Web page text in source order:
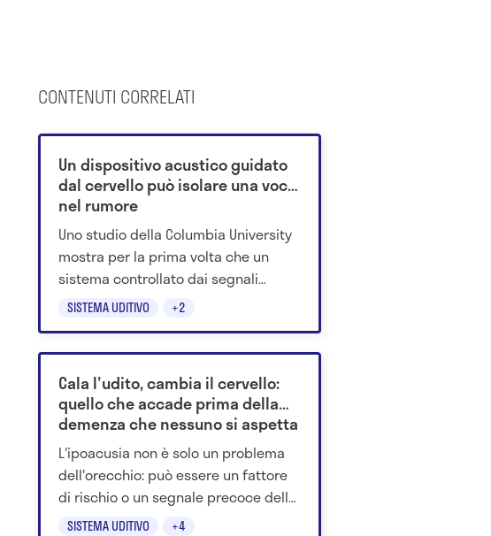
CONTENUTI CORRELATI
SISTEMA UDITIVO +2
Un dispositivo acustico guidato
dal cervello può isolare una voce
nel rumore
Uno studio della Columbia University
mostra per la prima volta che un
sistema controllato dai segnali
cerebrali può riconoscere la voce su
SISTEMA UDITIVO +4
Cala l'udito, cambia il cervello:
quello che accade prima della
demenza che nessuno si aspetta
L'ipoacusia non è solo un problema
dell'orecchio: può essere un fattore
di rischio o un segnale precoce della
demenza. Cosa rivelano gli studi più